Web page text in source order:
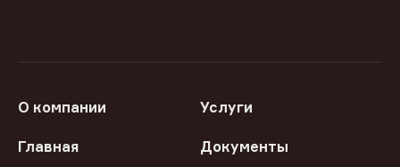
О компании Услуги
Главная Документы